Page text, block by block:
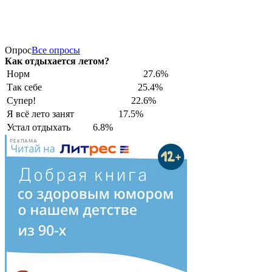
ОпросВсе опросы
Как отдыхается летом?
Норм
27.6%
Так себе
25.4%
Супер!
22.6%
Я всё лето занят
17.5%
Устал отдыхать
6.8%
РЕКЛАМА